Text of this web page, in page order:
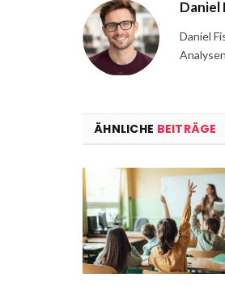
Daniel
Daniel
ÄHNLICHE BEITRÄGE